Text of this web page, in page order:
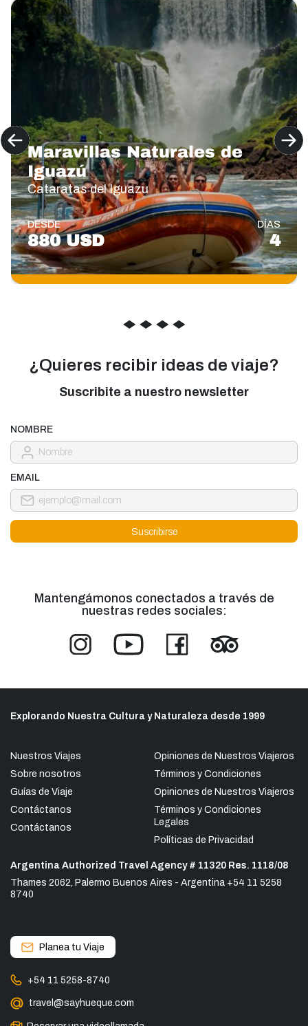
Maravillas Naturales de
Iguazú
Cataratas del Iguazu
DESDE
880 USD
DÍAS
4
◆ ◆ ◆ ◆
¿Quieres recibir ideas de viaje?
Suscribite a nuestro newsletter
NOMBRE
EMAIL
Mantengámonos conectados a través de
nuestras redes sociales:
Explorando Nuestra Cultura y Naturaleza desde 1999
Nuestros Viajes
Sobre nosotros
Guías de Viaje
Contáctanos
Contáctanos
Opiniones de Nuestros Viajeros
Términos y Condiciones
Opiniones de Nuestros Viajeros
Términos y Condiciones
Legales
Políticas de Privacidad
Argentina Authorized Travel Agency # 11320 Res. 1118/08
Thames 2062, Palermo Buenos Aires - Argentina +54 11 5258
8740
Planea tu Viaje
+54 11 5258-8740
travel@sayhueque.com